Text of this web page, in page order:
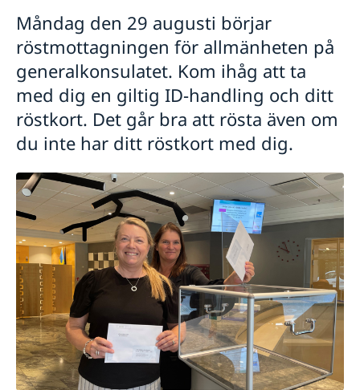
Så kan du få stöd
Svenska företag i Belgien och Luxemburg
Anmäl handelshinder
Måndag den 29 augusti börjar
röstmottagningen för allmänheten på
generalkonsulatet. Kom ihåg att ta
med dig en giltig ID-handling och ditt
röstkort. Det går bra att rösta även om
du inte har ditt röstkort med dig.